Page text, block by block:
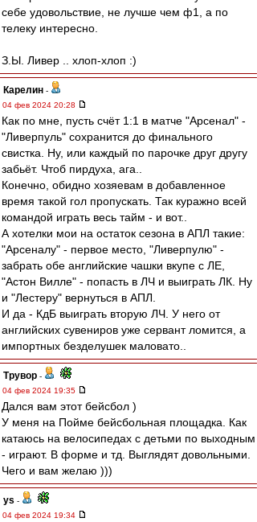
себе удовольствие, не лучше чем ф1, а по
телеку интересно.
З.Ы. Ливер .. хлоп-хлоп :)
Карелин -
04 фев 2024 20:28
Как по мне, пусть счёт 1:1 в матче "Арсенал" -
"Ливерпуль" сохранится до финального
свистка. Ну, или каждый по парочке друг другу
забьёт. Чтоб пирдуха, ага..
Конечно, обидно хозяевам в добавленное
время такой гол пропускать. Так куражно всей
командой играть весь тайм - и вот..
А хотелки мои на остаток сезона в АПЛ такие:
"Арсеналу" - первое место, "Ливерпулю" -
забрать обе английские чашки вкупе с ЛЕ,
"Астон Вилле" - попасть в ЛЧ и выиграть ЛК. Ну
и "Лестеру" вернуться в АПЛ.
И да - КдБ выиграть вторую ЛЧ. У него от
английских сувениров уже сервант ломится, а
импортных безделушек маловато..
Трувор -
04 фев 2024 19:35
Дался вам этот бейсбол )
У меня на Пойме бейсбольная площадка. Как
катаюсь на велосипедах с детьми по выходным
- играют. В форме и тд. Выглядят довольными.
Чего и вам желаю )))
ys -
04 фев 2024 19:34